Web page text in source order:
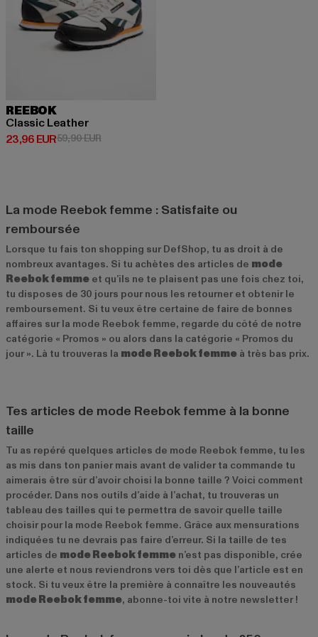
REEBOK
Classic Leather
23,96 EUR
Prix courant: 23,96 EUR
59,90 EURPrix en promotion: 59,90 EUR
La mode Reebok femme : Satisfaite ou
remboursée
Lorsque tu fais ton shopping sur DefShop, tu as droit à de
nombreux avantages. Si tu achètes des articles de mode
Reebok femme et qu’ils ne te plaisent pas une fois chez toi,
tu disposes de 30 jours pour nous les retourner et obtenir le
remboursement. Si tu veux être certaine de faire de bonnes
affaires sur la mode Reebok femme, regarde du côté de notre
catégorie « Promos » ou alors dans la catégorie « Promos du
jour ». Là tu trouveras la mode Reebok femme à très bas prix.
Tes articles de mode Reebok femme à la bonne
taille
Tu as repéré quelques articles de mode Reebok femme, tu les
as mis dans ton panier mais avant de valider ta commande tu
aimerais être sûr d’avoir choisi la bonne taille ? Voici comment
procéder. Dans nos outils d’aide à l’achat, tu trouveras un
tableau des tailles qui te permettra de savoir quelle taille
choisir pour la mode Reebok femme. Grâce aux mensurations
indiquées tu ne devrais pas faire d’erreur. Si la taille de tes
articles de mode Reebok femme n’est pas disponible, crée
une alerte et nous reviendrons vers toi dès que l’article est en
stock. Si tu veux être la première à connaître les nouveautés
mode Reebok femme, abonne-toi vite à notre newsletter !